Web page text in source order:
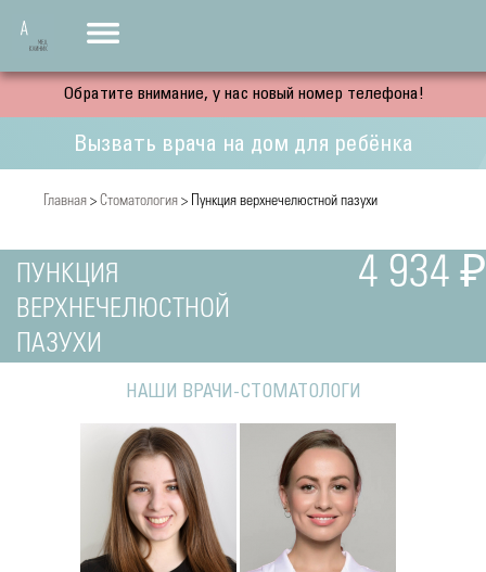
Обратите внимание, у нас новый номер телефона!
Вызвать врача на дом для ребёнка
Главная > Стоматология > Пункция верхнечелюстной пазухи
4 934 ₽
ПУНКЦИЯ
ВЕРХНЕЧЕЛЮСТНОЙ
ПАЗУХИ
НАШИ ВРАЧИ-СТОМАТОЛОГИ